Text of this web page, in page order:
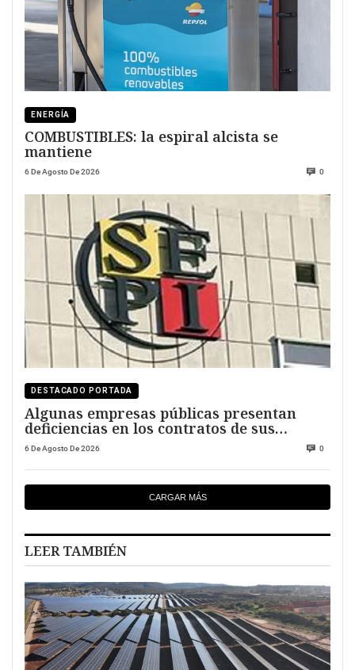
ENERGÍA
COMBUSTIBLES: la espiral alcista se
mantiene
6 De Agosto De 2026 0
DESTACADO PORTADA
Algunas empresas públicas presentan
deficiencias en los contratos de sus
directivos
6 De Agosto De 2026 0
CARGAR MÁS
LEER TAMBIÉN